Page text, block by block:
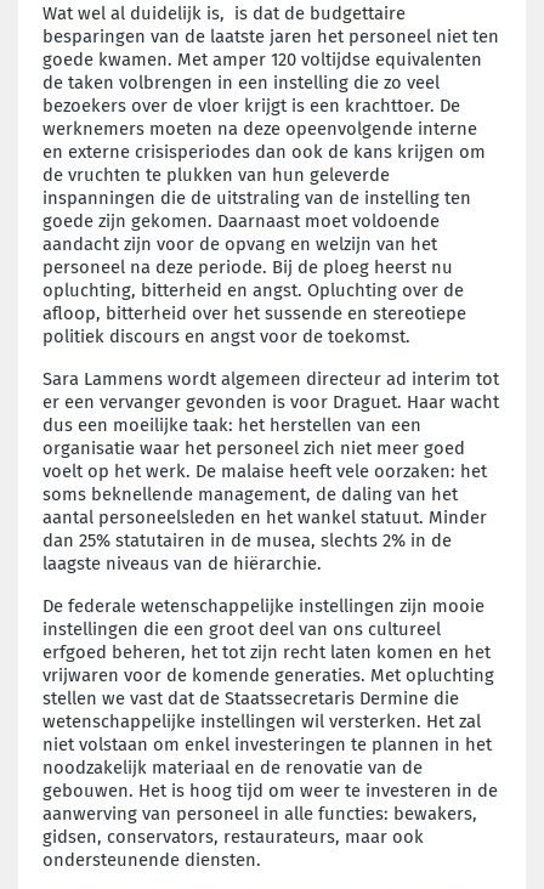
Wat wel al duidelijk is, is dat de budgettaire
besparingen van de laatste jaren het personeel niet ten
goede kwamen. Met amper 120 voltijdse equivalenten
de taken volbrengen in een instelling die zo veel
bezoekers over de vloer krijgt is een krachttoer. De
werknemers moeten na deze opeenvolgende interne
en externe crisisperiodes dan ook de kans krijgen om
de vruchten te plukken van hun geleverde
inspanningen die de uitstraling van de instelling ten
goede zijn gekomen. Daarnaast moet voldoende
aandacht zijn voor de opvang en welzijn van het
personeel na deze periode. Bij de ploeg heerst nu
opluchting, bitterheid en angst. Opluchting over de
afloop, bitterheid over het sussende en stereotiepe
politiek discours en angst voor de toekomst.
Sara Lammens wordt algemeen directeur ad interim tot
er een vervanger gevonden is voor Draguet. Haar wacht
dus een moeilijke taak: het herstellen van een
organisatie waar het personeel zich niet meer goed
voelt op het werk. De malaise heeft vele oorzaken: het
soms beknellende management, de daling van het
aantal personeelsleden en het wankel statuut. Minder
dan 25% statutairen in de musea, slechts 2% in de
laagste niveaus van de hiërarchie.
De federale wetenschappelijke instellingen zijn mooie
instellingen die een groot deel van ons cultureel
erfgoed beheren, het tot zijn recht laten komen en het
vrijwaren voor de komende generaties. Met opluchting
stellen we vast dat de Staatssecretaris Dermine die
wetenschappelijke instellingen wil versterken. Het zal
niet volstaan om enkel investeringen te plannen in het
noodzakelijk materiaal en de renovatie van de
gebouwen. Het is hoog tijd om weer te investeren in de
aanwerving van personeel in alle functies: bewakers,
gidsen, conservators, restaurateurs, maar ook
ondersteunende diensten.